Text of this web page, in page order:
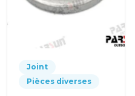
Joint
Pièces diverses